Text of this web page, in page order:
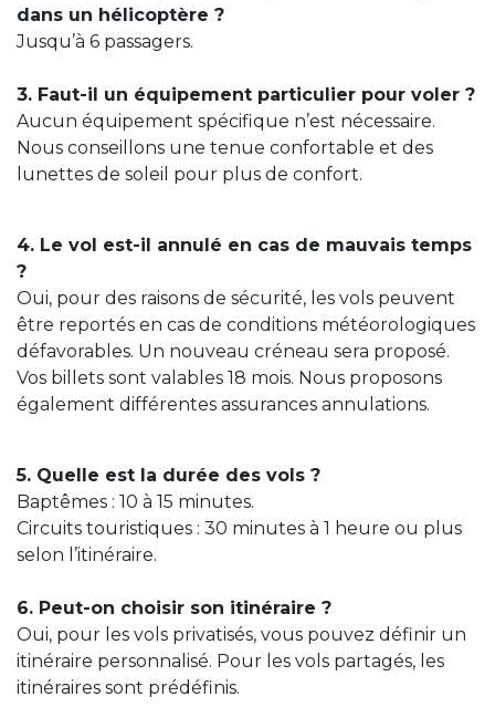
dans un hélicoptère ?
Jusqu’à 6 passagers.
3. Faut-il un équipement particulier pour voler ?
Aucun équipement spécifique n’est nécessaire.
Nous conseillons une tenue confortable et des
lunettes de soleil pour plus de confort.
4. Le vol est-il annulé en cas de mauvais temps
?
Oui, pour des raisons de sécurité, les vols peuvent
être reportés en cas de conditions météorologiques
défavorables. Un nouveau créneau sera proposé.
Vos billets sont valables 18 mois. Nous proposons
également différentes assurances annulations.
5. Quelle est la durée des vols ?
Baptêmes : 10 à 15 minutes.
Circuits touristiques : 30 minutes à 1 heure ou plus
selon l’itinéraire.
6. Peut-on choisir son itinéraire ?
Oui, pour les vols privatisés, vous pouvez définir un
itinéraire personnalisé. Pour les vols partagés, les
itinéraires sont prédéfinis.